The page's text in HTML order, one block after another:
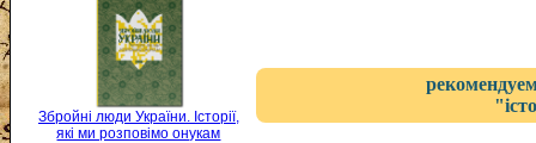
Збройні люди України. Історії,
які ми розповімо онукам